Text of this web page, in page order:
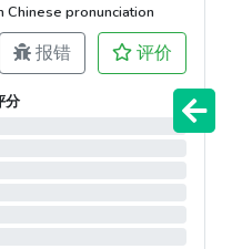
pronunciation
报错 评价
分